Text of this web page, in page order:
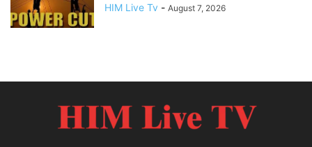
HIM Live Tv - August 7, 2026